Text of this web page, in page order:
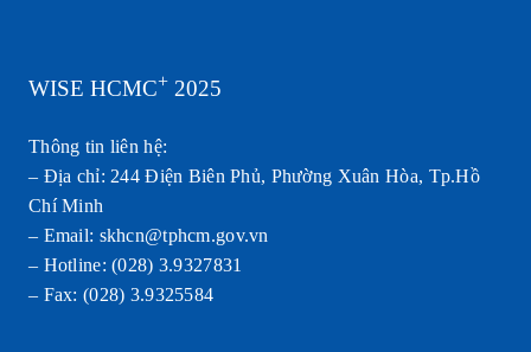
WISE HCMC+2025
Thông tin liên hệ:
– Địa chỉ: 244 Điện Biên Phủ, Phường Xuân Hòa, Tp.Hồ
Chí Minh
– Email: skhcn@tphcm.gov.vn
– Hotline: (028) 3.9327831
– Fax: (028) 3.9325584